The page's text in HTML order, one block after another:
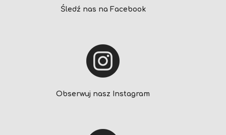
Śledź nas na Facebook
Obserwuj nasz Instagram